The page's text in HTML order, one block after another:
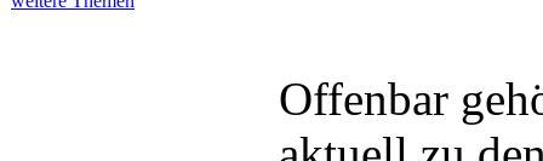
Offenbar